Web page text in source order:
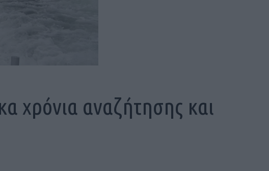
χρόνια αναζήτησης και